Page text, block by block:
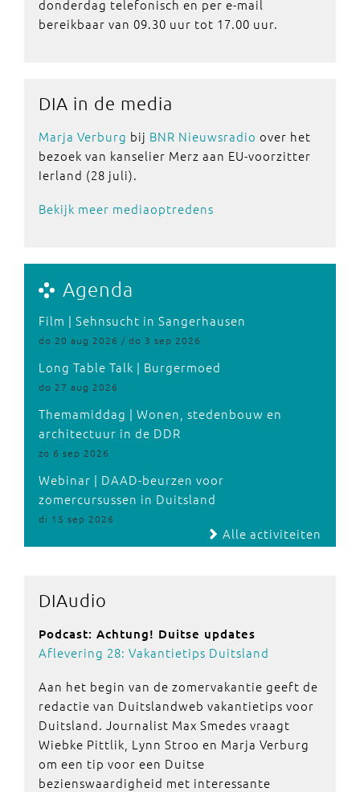
donderdag telefonisch en per e-mail
bereikbaar van 09.30 uur tot 17.00 uur.
DIA in de media
Marja Verburg bij BNR Nieuwsradio over het
bezoek van kanselier Merz aan EU-voorzitter
Ierland (28 juli).
Bekijk meer mediaoptredens
Agenda
Film | Sehnsucht in Sangerhausen
do 20 aug 2026 / do 3 sep 2026
Long Table Talk | Burgermoed
do 27 aug 2026
Themamiddag | Wonen, stedenbouw en
architectuur in de DDR
zo 6 sep 2026
Webinar | DAAD-beurzen voor
zomercursussen in Duitsland
di 15 sep 2026
Alle activiteiten
DIAudio
Podcast: Achtung! Duitse updates
Aflevering 28: Vakantietips Duitsland
Aan het begin van de zomervakantie geeft de
redactie van Duitslandweb vakantietips voor
Duitsland. Journalist Max Smedes vraagt
Wiebke Pittlik, Lynn Stroo en Marja Verburg
om een tip voor een Duitse
bezienswaardigheid met interessante